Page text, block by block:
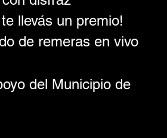
llevás un premio!
de remeras en vivo
del Municipio de